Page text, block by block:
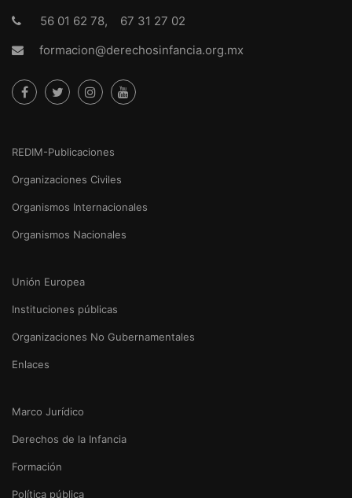
56 01 62 78, 67 31 27 02
formacion@derechosinfancia.org.mx
REDIM-Publicaciones
Organizaciones Civiles
Organismos Internacionales
Organismos Nacionales
Unión Europea
Instituciones públicas
Organizaciones No Gubernamentales
Enlaces
Marco Jurídico
Derechos de la Infancia
Formación
Política pública